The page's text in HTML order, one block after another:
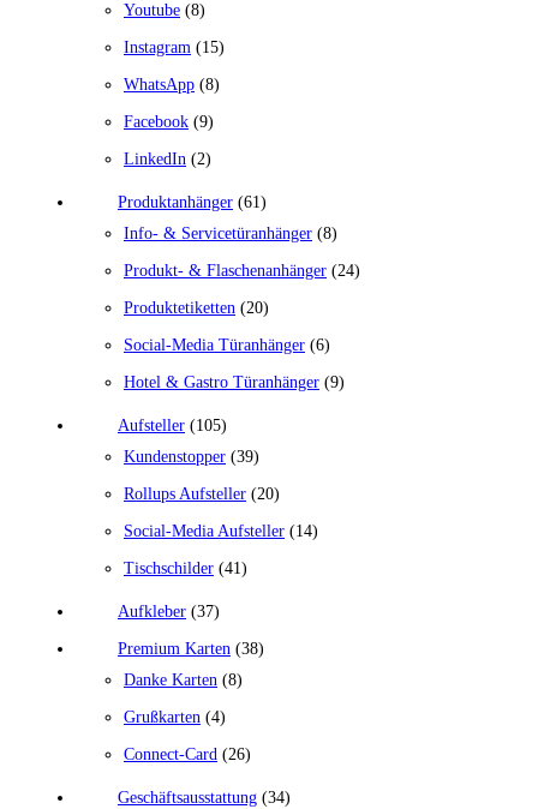
Youtube (8)
Instagram (15)
WhatsApp (8)
Facebook (9)
LinkedIn (2)
Produktanhänger (61)
Info- & Servicetüranhänger (8)
Produkt- & Flaschenanhänger (24)
Produktetiketten (20)
Social-Media Türanhänger (6)
Hotel & Gastro Türanhänger (9)
Aufsteller (105)
Kundenstopper (39)
Rollups Aufsteller (20)
Social-Media Aufsteller (14)
Tischschilder (41)
Aufkleber (37)
Premium Karten (38)
Danke Karten (8)
Grußkarten (4)
Connect-Card (26)
Geschäftsausstattung (34)